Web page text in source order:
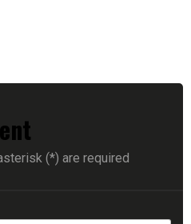
(*) are required